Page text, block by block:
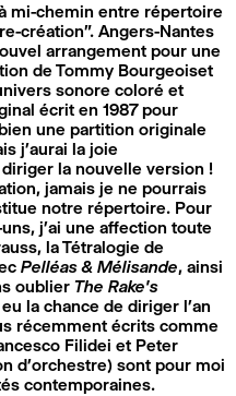
mi-chemin entre répertoire
création”. Angers-Nantes
arrangement pour une
de Tommy Bourgeoiset
sonore coloré et
écrit en 1987 pour
une partition originale
j’aurai la joie
la nouvelle version !
jamais je ne pourrais
notre répertoire. Pour
j’ai une affection toute
la Tétralogie de
Pelléas & Mélisande, ainsi
oublier The Rake’s
la chance de diriger l’an
récemment écrits comme
Filidei et Peter
d’orchestre) sont pour moi
contemporaines.